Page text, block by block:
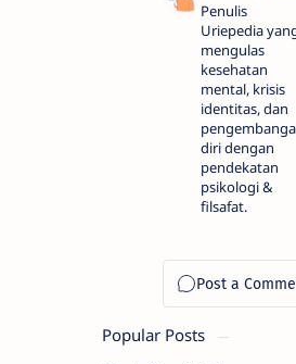
Penulis
Uriepedia
mengulas
kesehatan
mental, krisis
identitas, dan
diri dengan
pendekatan
psikologi &
filsafat.
Popular Posts